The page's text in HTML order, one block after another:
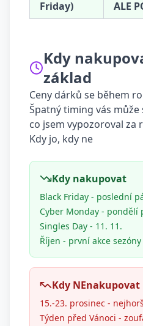
Friday) ALE
Kdy
základ
Ceny dárků se během
Špatný timing vás může
co jsem vypozoroval za
Kdy jo, kdy ne
Kdy nakupovat
Black Friday - poslední
Cyber Monday - pondělí
Singles Day - 11. 11.
Říjen - první akce sezóny
Kdy NEnakupovat
15.-23. prosinec -
Týden před Vánoci -